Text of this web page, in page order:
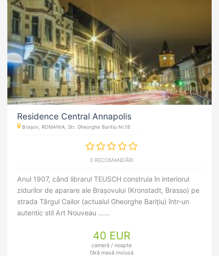
Residence Central Annapolis
Brașov, ROMANIA, Str. Gheorghe Baritiu Nr.18
0 RECOMANDĂRI
Anul 1907, când librarul TEUSCH construia în interiorul
zidurilor de aparare ale Brașovului (Kronstadt, Brasso) pe
strada Târgul Cailor (actualul Gheorghe Barițiu) într-un
autentic stil Art Nouveau ......
40 EUR
cameră / noapte
fără masă inslusă